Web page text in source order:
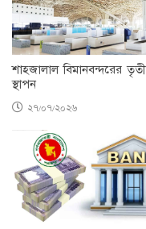
শাহজালাল বিমানবন্দরের
স্থাপন
২৭/০৭/২০২৬